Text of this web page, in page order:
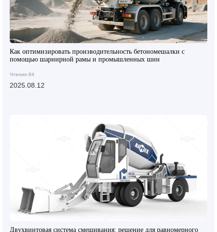
Как оптимизировать производительность бетономешалки с
помощью шарнирной рамы и промышленных шин
Чтение:84
2025.08.12
Двухвинтовая система смешивания: решение для равномерного